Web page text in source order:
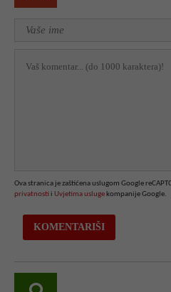
Ova stranica je zaštićena uslugom Google
privatnosti i Uvjetima usluge kompanije Google.